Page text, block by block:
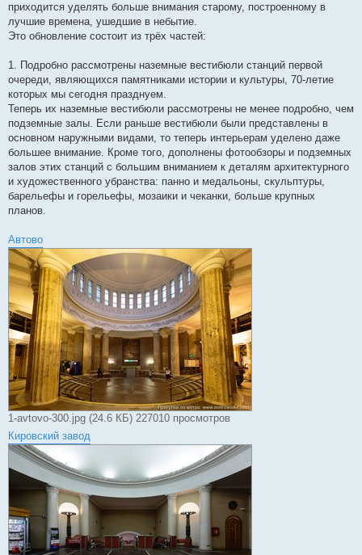
приходится уделять больше внимания старому, построенному в
лучшие времена, ушедшие в небытие.
Это обновление состоит из трёх частей:
1. Подробно рассмотрены наземные вестибюли станций первой
очереди, являющихся памятниками истории и культуры, 70-летие
которых мы сегодня празднуем.
Теперь их наземные вестибюли рассмотрены не менее подробно, чем
подземные залы. Если раньше вестибюли были представлены в
основном наружными видами, то теперь интерьерам уделено даже
большее внимание. Кроме того, дополнены фотообзоры и подземных
залов этих станций с большим вниманием к деталям архитектурного
и художественного убранства: панно и медальоны, скульптуры,
барельефы и горельефы, мозаики и чеканки, больше крупных
планов.
Автово
1-avtovo-300.jpg (24.6 КБ) 227010 просмотров
Кировский завод